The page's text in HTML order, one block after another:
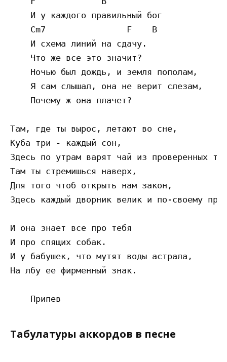
    И у каждого правильный бог
    Cm7                F    B
    И схема линий на сдачу.
    Что же все это значит?
    Ночью был дождь, и земля пополам,
    Я сам слышал, она не верит слезам,
    Почему ж она плачет?
Там, где ты вырос, летают во сне,
Куба три - каждый сон,
Здесь по утрам варят чай из проверенных
Там ты стремишься наверх,
Для того чтоб открыть нам закон,
Здесь каждый дворник велик и по-своему
И она знает все про тебя
И про спящих собак.
И у бабушек, что мутят воды астрала,
На лбу ее фирменный знак.
Табулатуры аккордов в песне